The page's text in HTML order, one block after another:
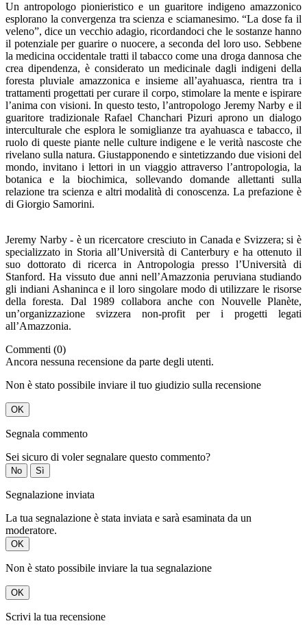
Un antropologo pionieristico e un guaritore indigeno amazzonico
esplorano la convergenza tra scienza e sciamanesimo. “La dose fa il
veleno”, dice un vecchio adagio, ricordandoci che le sostanze hanno
il potenziale per guarire o nuocere, a seconda del loro uso. Sebbene
la medicina occidentale tratti il tabacco come una droga dannosa che
crea dipendenza, è considerato un medicinale dagli indigeni della
foresta pluviale amazzonica e insieme all’ayahuasca, rientra tra i
trattamenti progettati per curare il corpo, stimolare la mente e ispirare
l’anima con visioni. In questo testo, l’antropologo Jeremy Narby e il
guaritore tradizionale Rafael Chanchari Pizuri aprono un dialogo
interculturale che esplora le somiglianze tra ayahuasca e tabacco, il
ruolo di queste piante nelle culture indigene e le verità nascoste che
rivelano sulla natura. Giustapponendo e sintetizzando due visioni del
mondo, invitano i lettori in un viaggio attraverso l’antropologia, la
botanica e la biochimica, sollevando domande allettanti sulla
relazione tra scienza e altri modalità di conoscenza. La prefazione è
di Giorgio Samorini.
Jeremy Narby - è un ricercatore cresciuto in Canada e Svizzera; si è
specializzato in Storia all’Università di Canterbury e ha ottenuto il
suo dottorato di ricerca in Antropologia presso l’Università di
Stanford. Ha vissuto due anni nell’Amazzonia peruviana studiando
gli indiani Ashaninca e il loro singolare modo di utilizzare le risorse
della foresta. Dal 1989 collabora anche con Nouvelle Planète,
un’organizzazione svizzera non-profit per i progetti legati
all’Amazzonia.
Commenti (0)
Ancora nessuna recensione da parte degli utenti.
Non è stato possibile inviare il tuo giudizio sulla recensione
OK
Segnala commento
Sei sicuro di voler segnalare questo commento?
No Sì
Segnalazione inviata
La tua segnalazione è stata inviata e sarà esaminata da un
moderatore.
OK
Non è stato possibile inviare la tua segnalazione
OK
Scrivi la tua recensione